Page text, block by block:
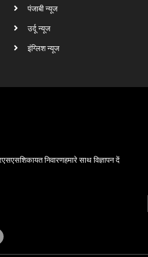
पंजाबी न्यूज
उर्दू न्यूज
इंग्लिश न्यूज
शिकायत निवारणहमारे साथ विज्ञापन दें